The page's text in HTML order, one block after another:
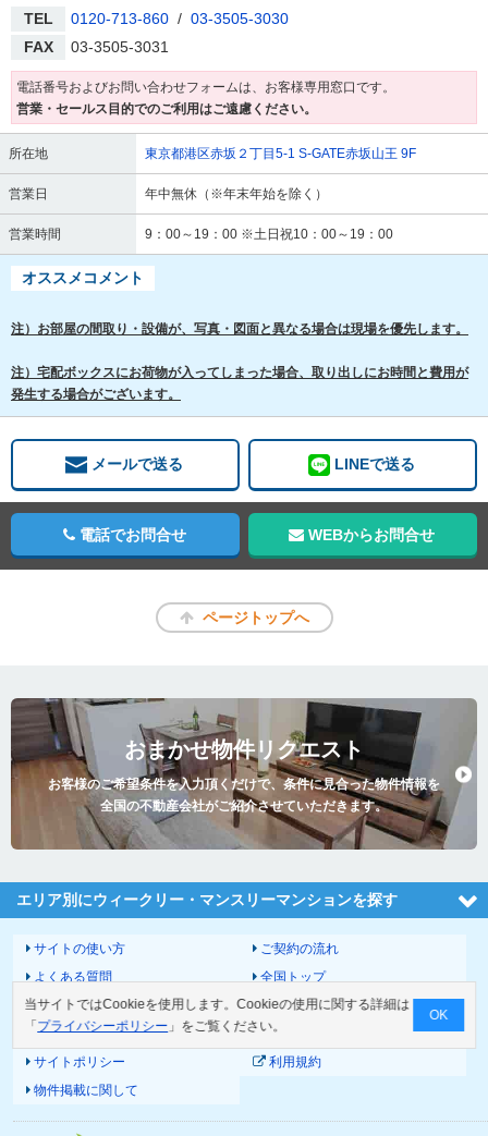
TEL 0120-713-860 / 03-3505-3030
FAX
03-3505-3031
電話番号およびお問い合わせフォームは、お客様専用窓口です。
営業・セールス目的でのご利用はご遠慮ください。
所在地 東京都港区赤坂２丁目5-1 S-GATE赤坂山王 9F
営業日 年中無休（※年末年始を除く）
営業時間 9：00～19：00 ※土日祝10：00～19：00
オススメコメント
注）お部屋の間取り・設備が、写真・図面と異なる場合は現場を優先します。
注）宅配ボックスにお荷物が入ってしまった場合、取り出しにお時間と費用が
発生する場合がございます。
メールで送る LINEで送る
電話でお問合せ WEBからお問合せ
ページトップへ
おまかせ物件リクエスト
お客様のご希望条件を入力頂くだけで、条件に見合った物件情報を
全国の不動産会社がご紹介させていただきます。
エリア別にウィークリー・マンスリーマンションを探す
サイトの使い方
ご契約の流れ
よくある質問
全国トップ
サイトマップ
運営会社
お問い合わせ
個人情報の取扱いについて
サイトポリシー
利用規約
物件掲載に関して
当サイトではCookieを使用します。Cookieの使用に関する詳細は
「 プライバシーポリシー 」をご覧ください。
OK